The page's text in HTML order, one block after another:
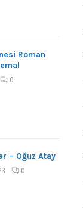
Roman
0
– Oğuz Atay
0